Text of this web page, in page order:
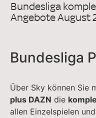
Bundesliga
Angebote August
Bundesliga
Über Sky können Sie
plus DAZN die
allen Einzelspielen